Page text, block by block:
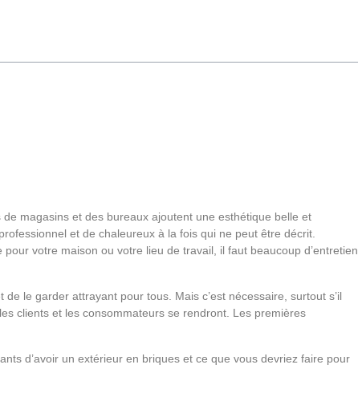
magasins et des bureaux ajoutent une esthétique belle et
et de chaleureux à la fois qui ne peut être décrit.
votre maison ou votre lieu de travail, il faut beaucoup d’entretien
le garder attrayant pour tous. Mais c’est nécessaire, surtout s’il
clients et les consommateurs se rendront. Les premières
d’avoir un extérieur en briques et ce que vous devriez faire pour